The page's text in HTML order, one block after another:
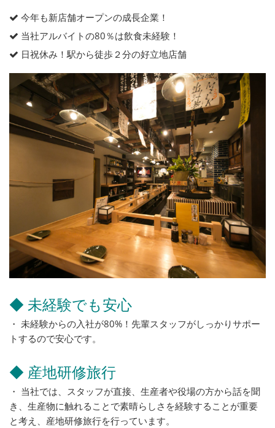
今年も新店舗オープンの成長企業！
当社アルバイトの80％は飲食未経験！
日祝休み！駅から徒歩２分の好立地店舗
◆ 未経験でも安心
・ 未経験からの入社が80%！先輩スタッフがしっかりサポー
トするので安心です。
◆ 産地研修旅行
・ 当社では、スタッフが直接、生産者や役場の方から話を聞
き、生産物に触れることで素晴らしさを経験することが重要
と考え、産地研修旅行を行っています。